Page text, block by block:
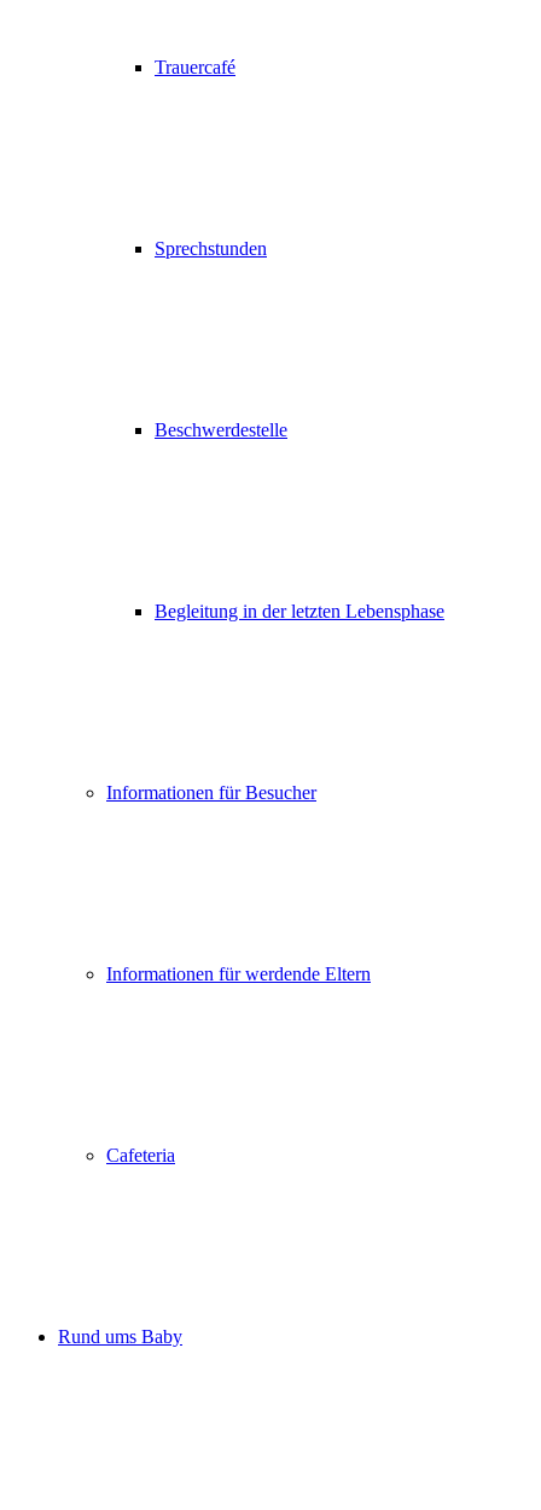
Trauercafé
Sprechstunden
Beschwerdestelle
Begleitung in der letzten Lebensphase
Informationen für Besucher
Informationen für werdende Eltern
Cafeteria
Rund ums Baby